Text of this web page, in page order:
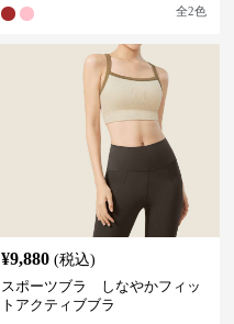
全2色
¥9,880 (税込)
スポーツブラ しなやかフィッ
トアクティブブラ